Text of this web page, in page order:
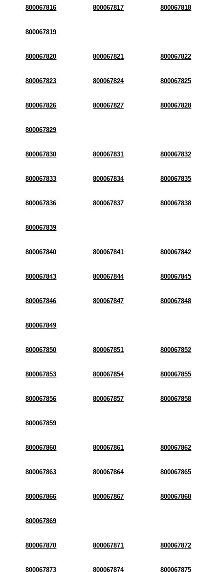
800067816 800067817 800067818
800067819
800067820 800067821 800067822
800067823 800067824 800067825
800067826 800067827 800067828
800067829
800067830 800067831 800067832
800067833 800067834 800067835
800067836 800067837 800067838
800067839
800067840 800067841 800067842
800067843 800067844 800067845
800067846 800067847 800067848
800067849
800067850 800067851 800067852
800067853 800067854 800067855
800067856 800067857 800067858
800067859
800067860 800067861 800067862
800067863 800067864 800067865
800067866 800067867 800067868
800067869
800067870 800067871 800067872
800067873 800067874 800067875